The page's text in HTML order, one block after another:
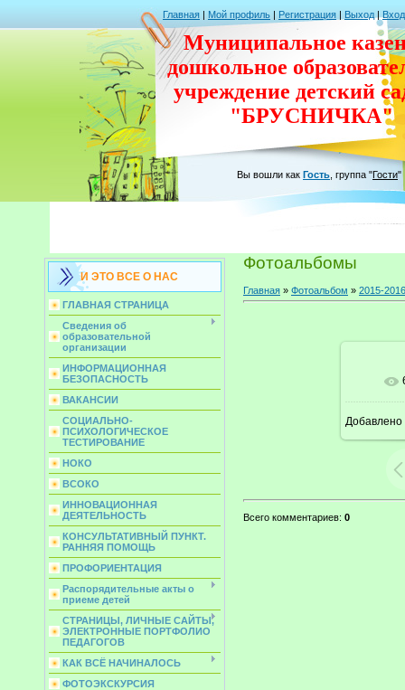
Главная | Мой профиль | Регистрация | Выход | Вход
Муниципальное
дошкольное
учреждение детский
"БРУСНИЧКА"
Вы вошли как Гость группа "Гости"
И ЭТО ВСЕ О НАС
ГЛАВНАЯ СТРАНИЦА
Сведения об
образовательной
организации
ИНФОРМАЦИОННАЯ
БЕЗОПАСНОСТЬ
ВАКАНСИИ
СОЦИАЛЬНО-
ПСИХОЛОГИЧЕСКОЕ
ТЕСТИРОВАНИЕ
НОКО
ВСОКО
ИННОВАЦИОННАЯ
ДЕЯТЕЛЬНОСТЬ
КОНСУЛЬТАТИВНЫЙ ПУНКТ.
РАННЯЯ ПОМОЩЬ
ПРОФОРИЕНТАЦИЯ
Распорядительные акты о
приеме детей
СТРАНИЦЫ, ЛИЧНЫЕ САЙТЫ,
ЭЛЕКТРОННЫЕ ПОРТФОЛИО
ПЕДАГОГОВ
КАК ВСЁ НАЧИНАЛОСЬ
ФОТОЭКСКУРСИЯ
Фотоальбомы
Главная » Фотоальбом » 2015-
Добавлено
Всего комментариев: 0